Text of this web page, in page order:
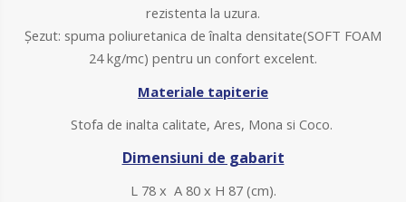
rezistenta la uzura.
Șezut: spuma poliuretanica de înalta densitate(SOFT FOAM
24 kg/mc) pentru un confort excelent.
Materiale tapiterie
Stofa de inalta calitate, Ares, Mona si Coco.
Dimensiuni de gabarit
L 78x A 80 x H 87 (cm).